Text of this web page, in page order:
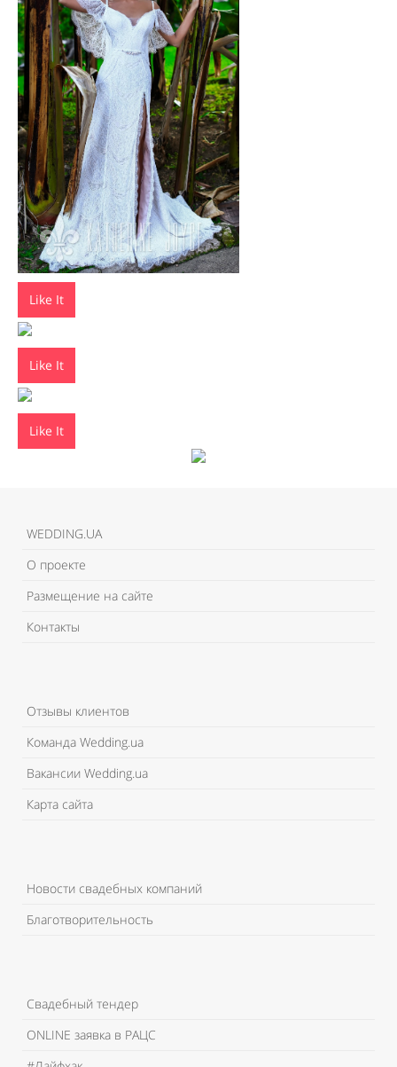
Like It
Like It
Like It
WEDDING.UA
О проекте
Размещение на сайте
Контакты
Отзывы клиентов
Команда Wedding.ua
Вакансии Wedding.ua
Карта сайта
Новости свадебных компаний
Благотворительность
Свадебный тендер
ONLINE заявка в РАЦС